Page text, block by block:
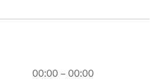
00:00 – 00:00